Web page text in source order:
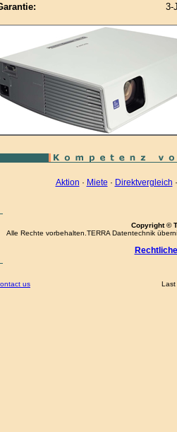
3-
Aktion · Miete · Direktvergleich
Copyright ©
Alle Rechte vorbehalten.TERRA Datentechnik
us